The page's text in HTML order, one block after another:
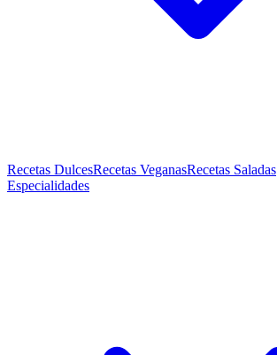
Recetas DulcesRecetas VeganasRecetas Saladas
Especialidades